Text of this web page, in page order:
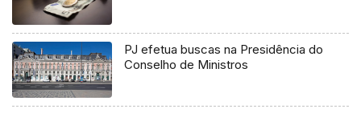
PJ efetua buscas na Presidência do
Conselho de Ministros